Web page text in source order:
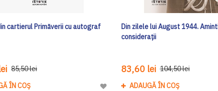
cartierul Primăverii cu autograf
85,50 lei
ÎN COȘ
Adaugă
Din zilele lui August 1944.
considerații
83,60 lei 104,50 lei
ADAUGĂ ÎN COȘ